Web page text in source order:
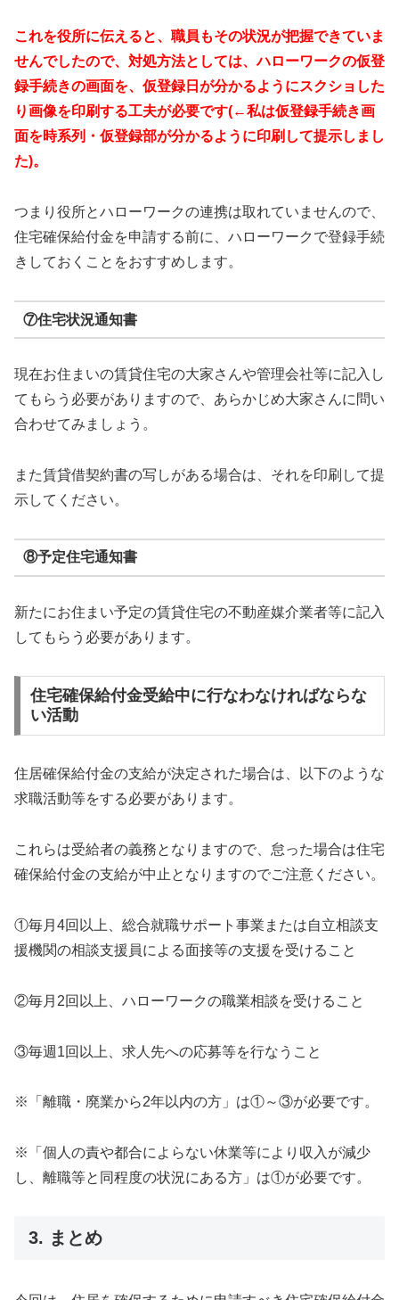
これを役所に伝えると、職員もその状況が把握できていま
せんでしたので、対処方法としては、ハローワークの仮登
録手続きの画面を、仮登録日が分かるようにスクショした
り画像を印刷する工夫が必要です(←私は仮登録手続き画
面を時系列・仮登録部が分かるように印刷して提示しまし
た)。
つまり役所とハローワークの連携は取れていませんので、
住宅確保給付金を申請する前に、ハローワークで登録手続
きしておくことをおすすめします。
⑦住宅状況通知書
現在お住まいの賃貸住宅の大家さんや管理会社等に記入し
てもらう必要がありますので、あらかじめ大家さんに問い
合わせてみましょう。
また賃貸借契約書の写しがある場合は、それを印刷して提
示してください。
⑧予定住宅通知書
新たにお住まい予定の賃貸住宅の不動産媒介業者等に記入
してもらう必要があります。
住宅確保給付金受給中に行なわなければならな
い活動
住居確保給付金の支給が決定された場合は、以下のような
求職活動等をする必要があります。
これらは受給者の義務となりますので、怠った場合は住宅
確保給付金の支給が中止となりますのでご注意ください。
①毎月4回以上、総合就職サポート事業または自立相談支
援機関の相談支援員による面接等の支援を受けること
②毎月2回以上、ハローワークの職業相談を受けること
③毎週1回以上、求人先への応募等を行なうこと
※「離職・廃業から2年以内の方」は①～③が必要です。
※「個人の責や都合によらない休業等により収入が減少
し、離職等と同程度の状況にある方」は①が必要です。
3. まとめ